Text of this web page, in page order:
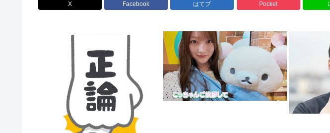
【朗報】みいちゃんと山田さん、大物漫画家たちから絶賛され...
【予算100万】 市長「特定外来生物クビアカは気持ち悪い...
日本の伝統文化『花火大会』、この5年で4分の1が消滅して...
職場の貸本の習慣が、本を大事にしないおばさんのせいで無く...
グラボ、国内価格4割値上げかwww
原爆投下81年
「おっちゃん女の子になってスクール水着を着たいねん」60...
X Facebook はてブ Pocket